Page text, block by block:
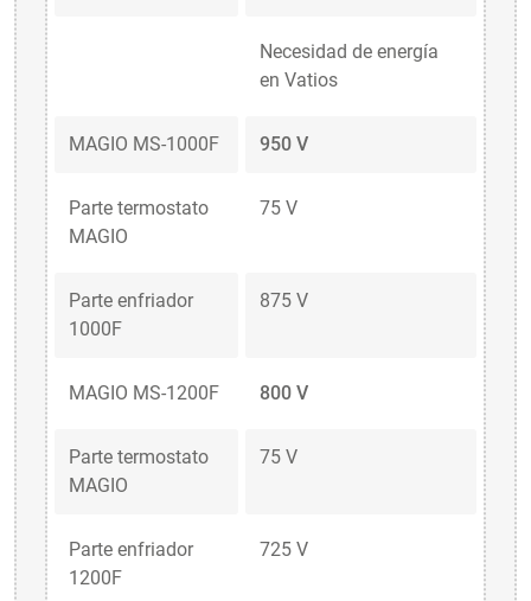
Necesidad de energía
en Vatios
MAGIO MS-1000F 950 V
Parte termostato
MAGIO
75 V
Parte enfriador
1000F
875 V
MAGIO MS-1200F 800 V
Parte termostato
MAGIO
75 V
Parte enfriador
1200F
725 V